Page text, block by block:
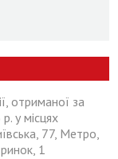
отриманої за
у місцях
77, Метро,
1